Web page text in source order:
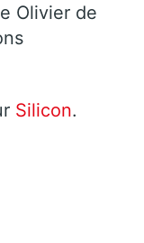
Olivier de
Silicon.